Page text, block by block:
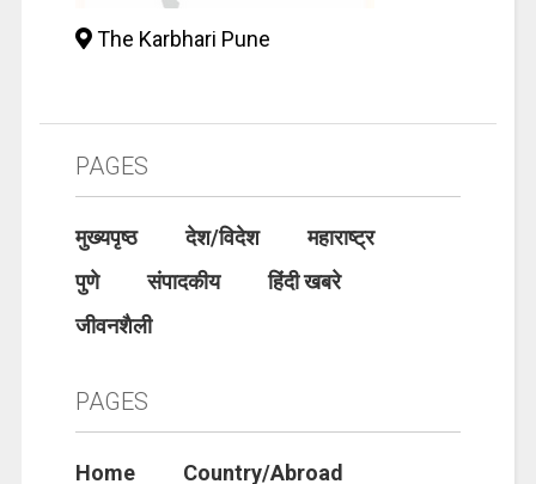
The Karbhari Pune
PAGES
मुख्यपृष्ठ देश/विदेश
महाराष्ट्र
पुणे
संपादकीय
हिंदी खबरे
जीवनशैली
PAGES
Home Country/Abroad